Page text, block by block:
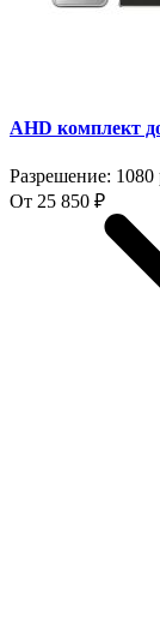
AHD комплект
Разрешение: 1080
От 25 850 ₽